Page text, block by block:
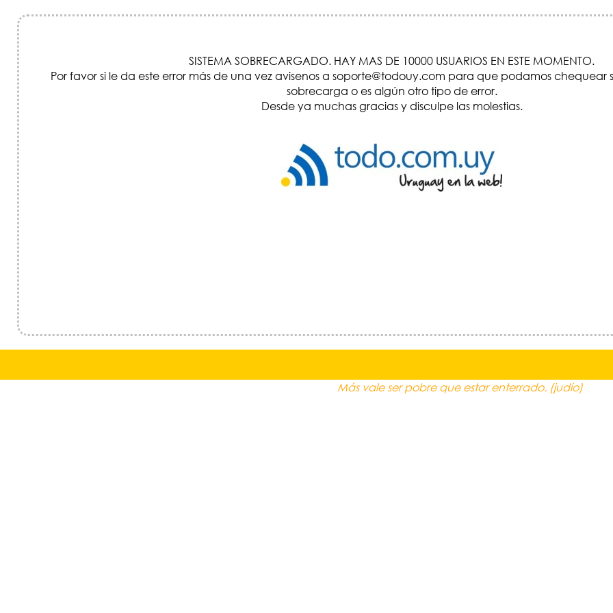
SISTEMA SOBRECARGADO. HAY MAS DE 10000 USUARIOS EN ESTE MOMENTO.
Por favor si le da este error más de una vez avisenos a soporte@todouy.com para que podamos chequear
sobrecarga o es algún otro tipo de error.
Desde ya muchas gracias y disculpe las molestias.
Más vale ser pobre que estar enterrado. (judío)